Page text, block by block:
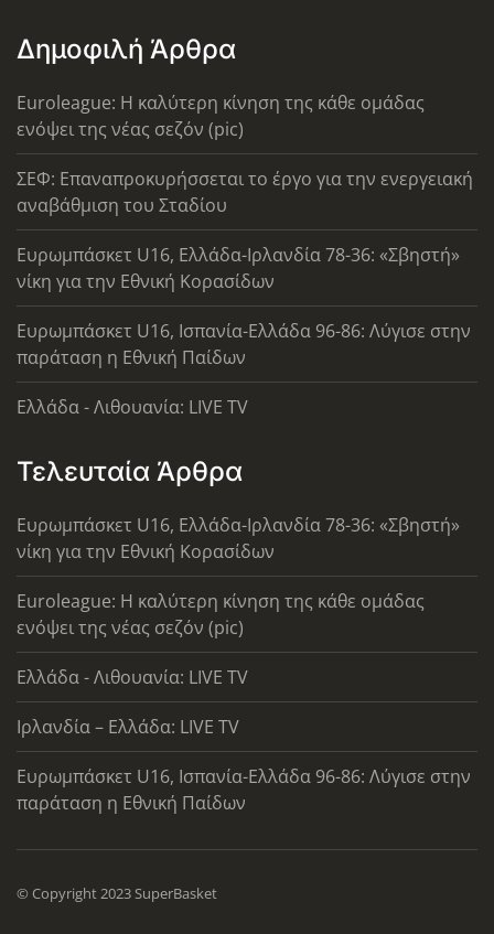
Δημοφιλή Άρθρα
Euroleague: Η καλύτερη κίνηση της κάθε ομάδας
ενόψει της νέας σεζόν (pic)
ΣΕΦ: Επαναπροκυρήσσεται το έργο για την ενεργειακή
αναβάθμιση του Σταδίου
Ευρωμπάσκετ U16, Ελλάδα-Ιρλανδία 78-36: «Σβηστή»
νίκη για την Εθνική Κορασίδων
Ευρωμπάσκετ U16, Ισπανία-Ελλάδα 96-86: Λύγισε στην
παράταση η Εθνική Παίδων
Ελλάδα - Λιθουανία: LIVE TV
Τελευταία Άρθρα
Ευρωμπάσκετ U16, Ελλάδα-Ιρλανδία 78-36: «Σβηστή»
νίκη για την Εθνική Κορασίδων
Euroleague: Η καλύτερη κίνηση της κάθε ομάδας
ενόψει της νέας σεζόν (pic)
Ελλάδα - Λιθουανία: LIVE TV
Ιρλανδία – Ελλάδα: LIVE TV
Ευρωμπάσκετ U16, Ισπανία-Ελλάδα 96-86: Λύγισε στην
παράταση η Εθνική Παίδων
© Copyright 2023 SuperBasket